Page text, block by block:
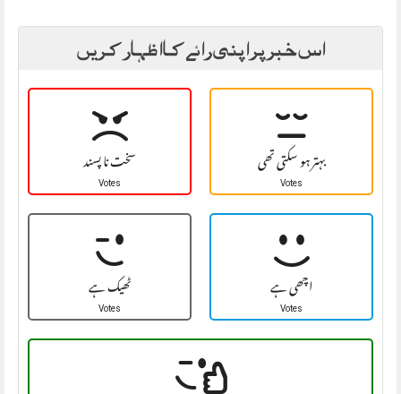
اس خبر پر اپنی رائے کا اظہار کریں
سخت نا پسند
Votes بہتر ہو سکتی تھی
Votes
ٹھیک ہے
Votes اچھی ہے
Votes